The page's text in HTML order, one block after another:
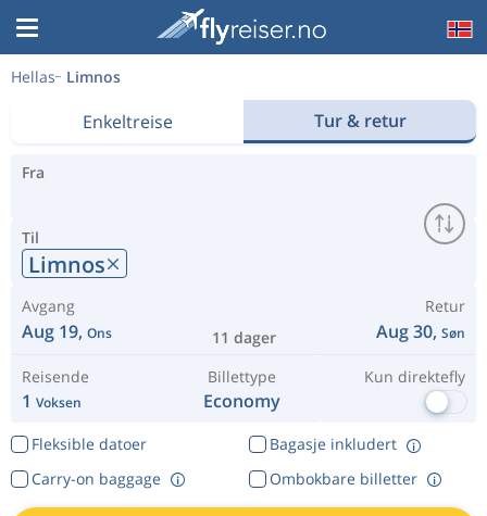
Hellas Limnos
Enkeltreise Tur & retur
Fra
Til
Limnos
Avgang
Aug 19, Ons 11 dager
Retur
Aug 30, Søn
Reisende
1 Voksen
Billettype
Economy
Kun direktefly
Fleksible datoer
Bagasje inkludert
Ombokbare billetter
Carry-on baggage